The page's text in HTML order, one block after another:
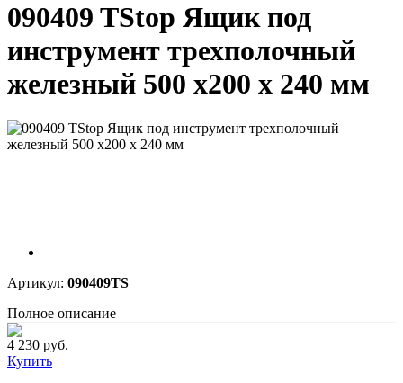
090409 TStop Ящик под
инструмент трехполочный
железный 500 х200 х 240 мм
Артикул: 090409TS
Полное описание
4 230 руб.
Купить